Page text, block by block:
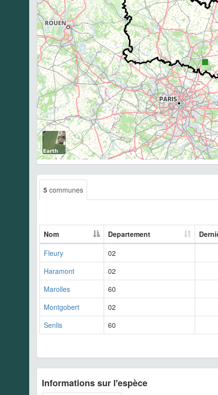
5 communes
Nom Departement
Fleury
02
Haramont
02
Marolles
60
Montgobert
02
Senlis
60
Informations sur l'espèce